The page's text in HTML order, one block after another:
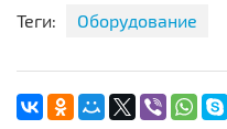
Теги: Оборудование